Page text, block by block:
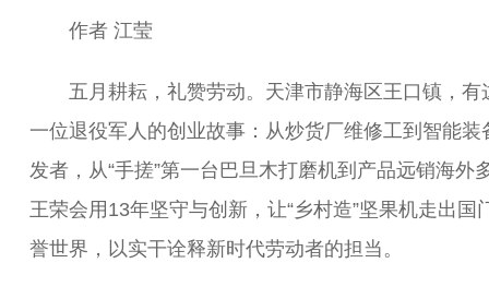
作者 江莹
五月耕耘，礼赞劳动。天津市静海区王口镇，有
一位退役军人的创业故事：从炒货厂维修工到智能装
发者，从“手搓”第一台巴旦木打磨机到产品远销海外
王荣会用13年坚守与创新，让“乡村造”坚果机走出国
誉世界，以实干诠释新时代劳动者的担当。